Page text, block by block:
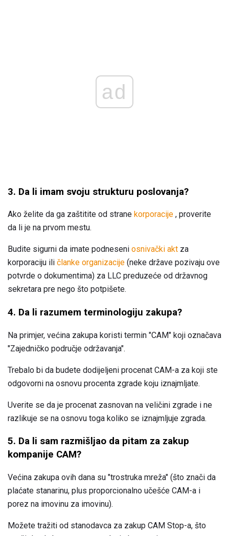
ad
3. Da li imam svoju strukturu poslovanja?
Ako želite da ga zaštitite od strane korporacije , proverite
da li je na prvom mestu.
Budite sigurni da imate podneseni osnivački akt za
korporaciju ili članke organizacije (neke države pozivaju ove
potvrde o dokumentima) za LLC preduzeće od državnog
sekretara pre nego što potpišete.
4. Da li razumem terminologiju zakupa?
Na primjer, većina zakupa koristi termin "CAM" koji označava
"Zajedničko područje održavanja".
Trebalo bi da budete dodijeljeni procenat CAM-a za koji ste
odgovorni na osnovu procenta zgrade koju iznajmljate.
Uverite se da je procenat zasnovan na veličini zgrade i ne
razlikuje se na osnovu toga koliko se iznajmljuje zgrada.
5. Da li sam razmišljao da pitam za zakup
kompanije CAM?
Većina zakupa ovih dana su "trostruka mreža" (što znači da
plaćate stanarinu, plus proporcionalno učešće CAM-a i
porez na imovinu za imovinu).
Možete tražiti od stanodavca za zakup CAM Stop-a, što